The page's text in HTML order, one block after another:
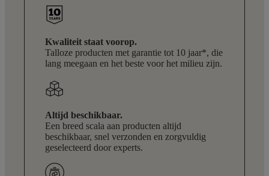
Kwaliteit staat voorop.
Talloze producten met garantie tot 10 jaar*, die
lang meegaan en het beste voor het milieu zijn.
Altijd beschikbaar.
Een breed scala aan producten altijd
beschikbaar, snel verzonden en zorgvuldig
geselecteerd door experts.